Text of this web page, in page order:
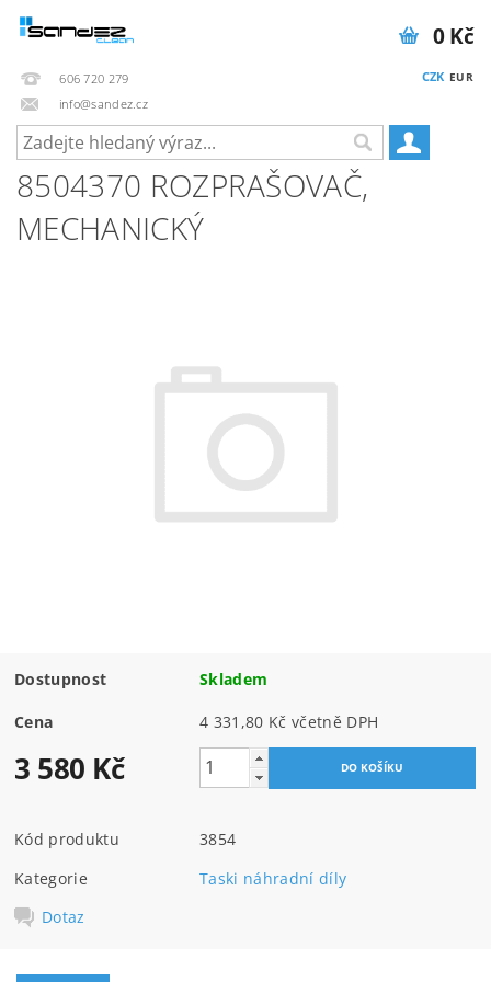
606 720 279
info@sandez.cz
CZK EUR
0 Kč
8504370 ROZPRAŠOVAČ,
MECHANICKÝ
Dostupnost Skladem
Cena 4 331,80 Kč včetně DPH
3 580 Kč
Kód produktu
3854
Kategorie
Taski náhradní díly
Dotaz